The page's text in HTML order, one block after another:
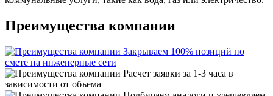
Преимущества компании
Закрываем 100% позиций по
смете на инженерные сети
Расчет заявки за 1-3 часа в
зависимости от объема